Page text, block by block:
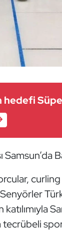
hedefi
curling